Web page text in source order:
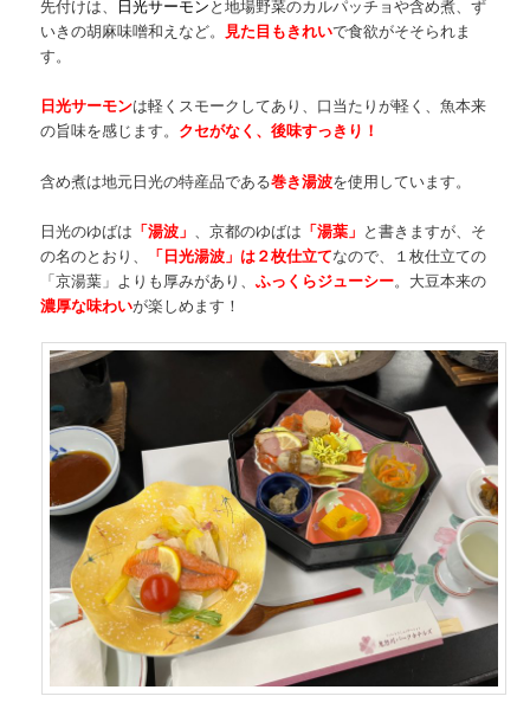
先付けは、 日光サーモンと地場野菜のカルパッチョや含め煮、ず
いきの胡麻味噌和えなど。 見た目もきれいで食欲がそそられま
す。
日光サーモンは軽くスモークしてあり、口当たりが軽く、魚本来
の旨味を感じます。 クセがなく、後味すっきり！
含め煮は地元日光の特産品である巻き湯波を使用しています。
日光のゆばは 「湯波」 、京都のゆばは 「湯葉」 と書きますが、そ
の名のとおり、
「日光湯波」は２枚仕立てなので、１枚仕立ての
「京湯葉」よりも厚みがあり、ふっくらジューシー。大豆本来の
濃厚な味わいが楽しめます！